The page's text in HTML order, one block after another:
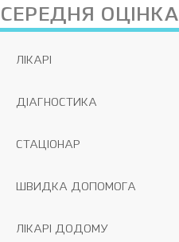
СЕРЕДНЯ ОЦІНКА
ЛІКАРІ
ДІАГНОСТИКА
СТАЦІОНАР
ШВИДКА ДОПОМОГА
ЛІКАРІ ДОДОМУ